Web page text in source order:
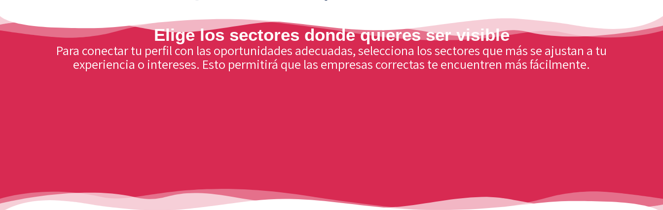
Elige los sectores donde quieres ser visible
Para conectar tu perfil con las oportunidades adecuadas, selecciona los sectores que más se ajustan a tu
experiencia o intereses. Esto permitirá que las empresas correctas te encuentren más fácilmente.